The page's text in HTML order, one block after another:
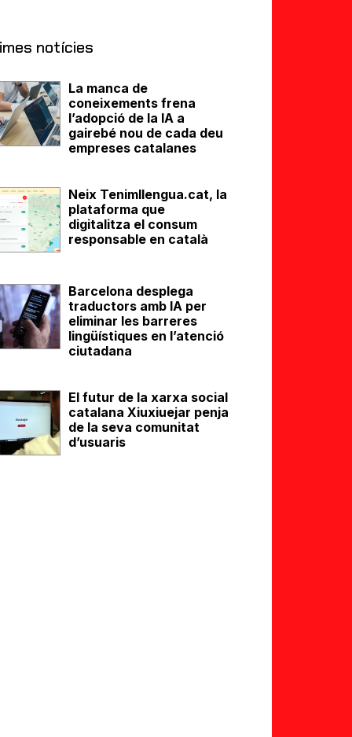
notícies
La manca de
coneixements frena
l’adopció de la IA a
gairebé nou de cada deu
empreses catalanes
Neix Tenimllengua.cat, la
plataforma que
digitalitza el consum
responsable en català
Barcelona desplega
traductors amb IA per
eliminar les barreres
lingüístiques en l’atenció
ciutadana
El futur de la xarxa social
catalana Xiuxiuejar penja
de la seva comunitat
d’usuaris